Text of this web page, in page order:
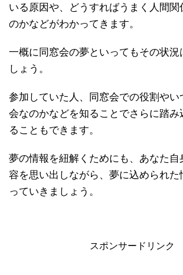
いる原因や、どうすればうまく人間関
のかなどがわかってきます。
一概に同窓会の夢といってもその状況
しょう。
参加していた人、同窓会での役割やい
会なのかなどを知ることでさらに踏み
ることもできます。
夢の情報を紐解くためにも、あなた自
容を思い出しながら、夢に込められた
っていきましょう。
スポンサードリンク